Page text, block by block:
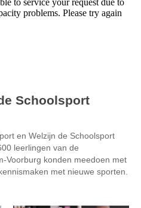
Schoolsport
en Welzijn de Schoolsport
leerlingen van de
Voorburg konden meedoen met
met nieuwe sporten.